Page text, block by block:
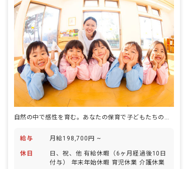
自然の中で感性を育む。あなたの保育で子どもたちの未来を輝かせよう！
給与 月給198,700円 ~
休日
日、祝、他 有給休暇（6ヶ月経過後10日
付与） 年末年始休暇 育児休業 介護休業